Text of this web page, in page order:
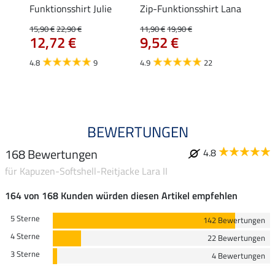
Funktionsshirt Julie
15,90 €22,90 €
12,72 €
4.8 9
Zip-Funktionsshirt Lana
11,90 €19,90 €
9,52 €
4.9 22
BEWERTUNGEN
168 Bewertungen
4.8
für Kapuzen-Softshell-Reitjacke Lara II
164 von 168 Kunden würden diesen Artikel empfehlen
5 Sterne
142 Bewertungen
4 Sterne
22 Bewertungen
3 Sterne
4 Bewertungen